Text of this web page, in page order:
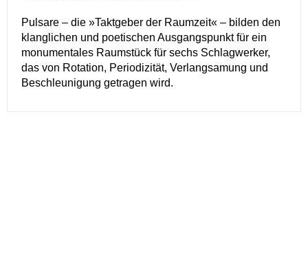
Pulsare – die »Taktgeber der Raumzeit« – bilden den
klanglichen und poetischen Ausgangspunkt für ein
monumentales Raumstück für sechs Schlagwerker,
das von Rotation, Periodizität, Verlangsamung und
Beschleunigung getragen wird.